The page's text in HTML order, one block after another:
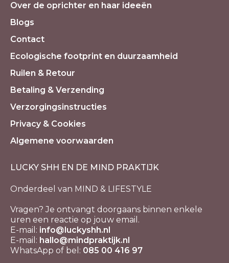
Over de oprichter en haar ideeën
Blogs
Contact
Ecologische footprint en duurzaamheid
Ruilen & Retour
Betaling & Verzending
Verzorgingsinstructies
Privacy & Cookies
Algemene voorwaarden
LUCKY SHH EN DE MIND PRAKTIJK
Onderdeel van MIND & LIFESTYLE
Vragen? Je ontvangt doorgaans binnen enkele
uren een reactie op jouw email.
E-mail: info@luckyshh.nl
E-mail: hallo@mindpraktijk.nl
WhatsApp of bel: 085 00 416 97